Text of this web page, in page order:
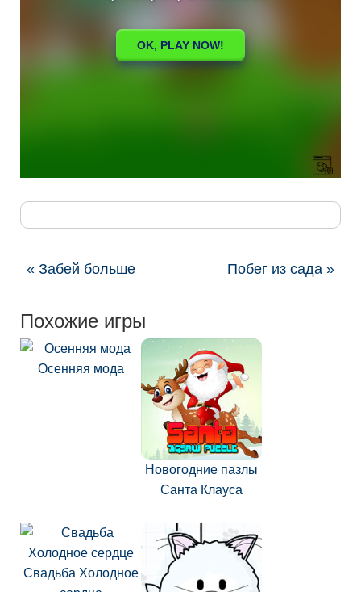
« Забей больше Побег из сада »
Похожие игры
Осенняя мода
Новогодние пазлы
Санта Клауса
Свадьба Холодное